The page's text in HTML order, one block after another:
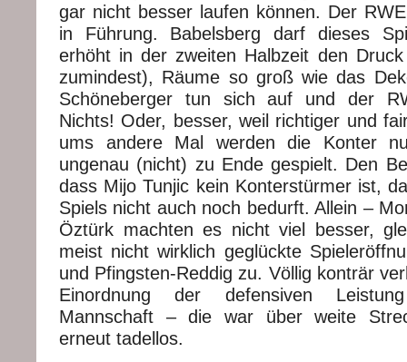
gar nicht besser laufen können. Der
in Führung. Babelsberg darf dieses
erhöht in der zweiten Halbzeit den
zumindest), Räume so groß wie das
Schöneberger tun sich auf und der
Nichts! Oder, besser, weil richtiger und
ums andere Mal werden die Konter
ungenau (nicht) zu Ende gespielt. Den
dass Mijo Tunjic kein Konterstürmer ist,
Spiels nicht auch noch bedurft. Allein –
Öztürk machten es nicht viel besser,
meist nicht wirklich geglückte
und Pfingsten-Reddig zu. Völlig konträr
Einordnung der defensiven
Mannschaft – die war über weite
erneut tadellos.